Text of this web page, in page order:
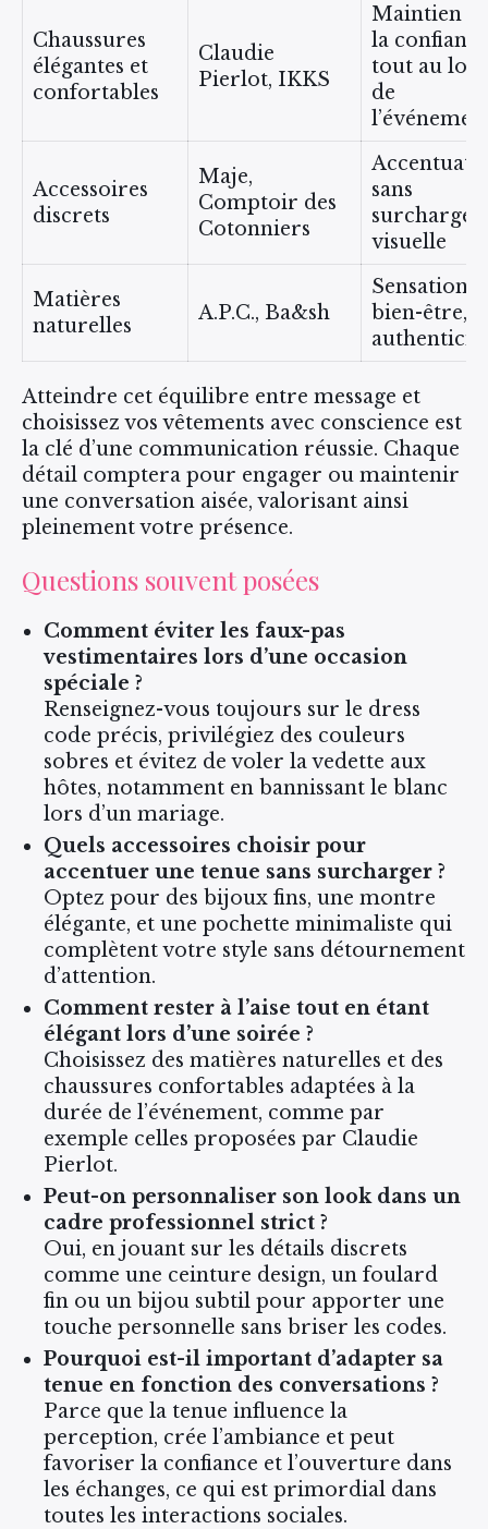
Chaussures
élégantes et
confortables
Claudie
Pierlot, IKKS
Maintien
la confiance
tout au
de
Accessoires
discrets
Maje,
Comptoir des
Cotonniers
sans
surcharge
visuelle
Matières
naturelles
A.P.C., Ba&sh
Sensation
bien-être,
Atteindre cet équilibre entre message et
choisissez vos vêtements avec conscience est
la clé d’une communication réussie. Chaque
détail comptera pour engager ou maintenir
une conversation aisée, valorisant ainsi
pleinement votre présence.
Questions souvent posées
Comment éviter les faux-pas
vestimentaires lors d’une occasion
spéciale ?
Renseignez-vous toujours sur le dress
code précis, privilégiez des couleurs
sobres et évitez de voler la vedette aux
hôtes, notamment en bannissant le blanc
lors d’un mariage.
Quels accessoires choisir pour
accentuer une tenue sans surcharger ?
Optez pour des bijoux fins, une montre
élégante, et une pochette minimaliste qui
complètent votre style sans détournement
d’attention.
Comment rester à l’aise tout en étant
élégant lors d’une soirée ?
Choisissez des matières naturelles et des
chaussures confortables adaptées à la
durée de l’événement, comme par
exemple celles proposées par Claudie
Pierlot.
Peut-on personnaliser son look dans un
cadre professionnel strict ?
Oui, en jouant sur les détails discrets
comme une ceinture design, un foulard
fin ou un bijou subtil pour apporter une
touche personnelle sans briser les codes.
Pourquoi est-il important d’adapter sa
tenue en fonction des conversations ?
Parce que la tenue influence la
perception, crée l’ambiance et peut
favoriser la confiance et l’ouverture dans
les échanges, ce qui est primordial dans
toutes les interactions sociales.